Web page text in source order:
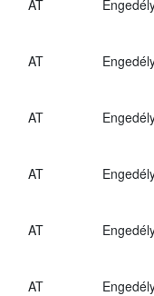
AT
AT
AT
AT
AT
AT